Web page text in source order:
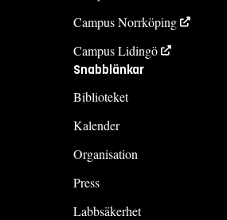
Campus Norrköping
Campus Lidingö
Snabblänkar
Biblioteket
Kalender
Organisation
Press
Labbsäkerhet